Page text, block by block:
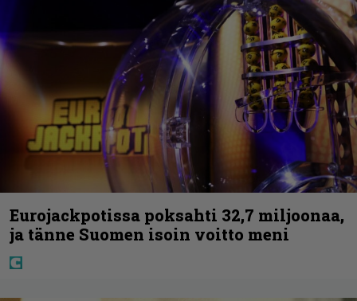
Eurojackpotissa poksahti 32,7 miljoonaa,
ja tänne Suomen isoin voitto meni